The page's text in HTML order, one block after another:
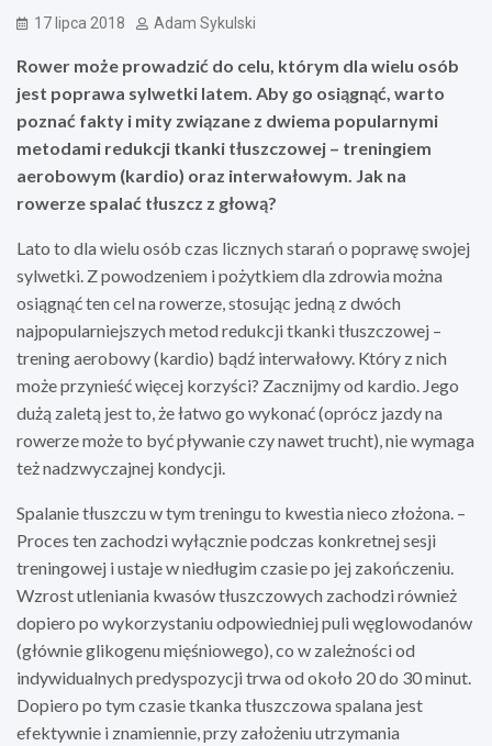
17 lipca 2018 Adam Sykulski
Rower może prowadzić do celu, którym dla wielu osób
jest poprawa sylwetki latem. Aby go osiągnąć, warto
poznać fakty i mity związane z dwiema popularnymi
metodami redukcji tkanki tłuszczowej – treningiem
aerobowym (kardio) oraz interwałowym. Jak na
rowerze spalać tłuszcz z głową?
Lato to dla wielu osób czas licznych starań o poprawę swojej
sylwetki. Z powodzeniem i pożytkiem dla zdrowia można
osiągnąć ten cel na rowerze, stosując jedną z dwóch
najpopularniejszych metod redukcji tkanki tłuszczowej –
trening aerobowy (kardio) bądź interwałowy. Który z nich
może przynieść więcej korzyści? Zacznijmy od kardio. Jego
dużą zaletą jest to, że łatwo go wykonać (oprócz jazdy na
rowerze może to być pływanie czy nawet trucht), nie wymaga
też nadzwyczajnej kondycji.
Spalanie tłuszczu w tym treningu to kwestia nieco złożona. –
Proces ten zachodzi wyłącznie podczas konkretnej sesji
treningowej i ustaje w niedługim czasie po jej zakończeniu.
Wzrost utleniania kwasów tłuszczowych zachodzi również
dopiero po wykorzystaniu odpowiedniej puli węglowodanów
(głównie glikogenu mięśniowego), co w zależności od
indywidualnych predyspozycji trwa od około 20 do 30 minut.
Dopiero po tym czasie tkanka tłuszczowa spalana jest
efektywnie i znamiennie, przy założeniu utrzymania